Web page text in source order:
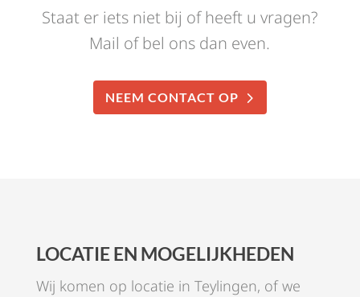
Staat er iets niet bij of heeft u vragen?
Mail of bel ons dan even.
NEEM CONTACT OP
LOCATIE EN MOGELIJKHEDEN
Wij komen op locatie in Teylingen, of we